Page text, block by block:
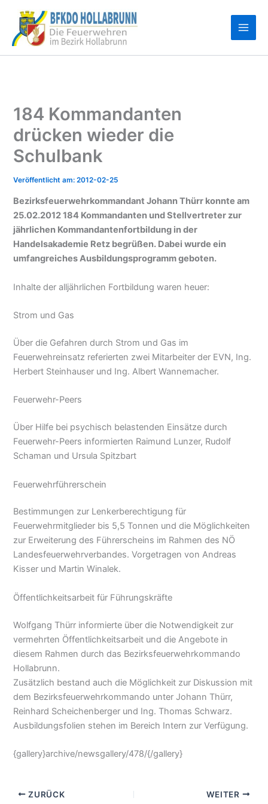
Inhalt
springen
184 Kommandanten
drücken wieder die
Schulbank
2012-02-25
Bezirksfeuerwehrkommandant Johann Thürr konnte am
25.02.2012 184 Kommandanten und Stellvertreter zur
jährlichen Kommandantenfortbildung in der
Handelsakademie Retz begrüßen. Dabei wurde ein
umfangreiches Ausbildungsprogramm geboten.
Inhalte der alljährlichen Fortbildung waren heuer:
Strom und Gas
Über die Gefahren durch Strom und Gas im
Feuerwehreinsatz referierten zwei Mitarbeiter der EVN, Ing.
Herbert Steinhauser und Ing. Albert Wannemacher.
Feuerwehr-Peers
Über Hilfe bei psychisch belastenden Einsätze durch
Feuerwehr-Peers informierten Raimund Lunzer, Rudolf
Schaman und Ursula Spitzbart
Feuerwehrführerschein
Bestimmungen zur Lenkerberechtigung für
Feuerwehrmitglieder bis 5,5 Tonnen und die Möglichkeiten
zur Erweiterung des Führerscheins im Rahmen des NÖ
Landesfeuerwehrverbandes. Vorgetragen von Andreas
Kisser und Martin Winalek.
Öffentlichkeitsarbeit für Führungskräfte
Wolfgang Thürr informierte über die Notwendigkeit zur
vermehrten Öffentlichkeitsarbeit und die Angebote in
diesem Rahmen durch das Bezirksfeuerwehrkommando
Hollabrunn.
Zusätzlich bestand auch die Möglichkeit zur Diskussion mit
dem Bezirksfeuerwehrkommando unter Johann Thürr,
Reinhard Scheichenberger und Ing. Thomas Schwarz.
Ausbildungsfolien stehen im Bereich Intern zur Verfügung.
{gallery}archive/newsgallery/478/{/gallery}
ZURÜCK WEITER